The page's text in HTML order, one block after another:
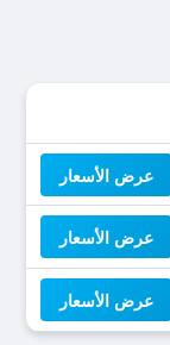
عرض الأسعار
عرض الأسعار
عرض الأسعار